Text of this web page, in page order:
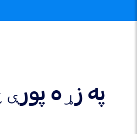
په زړه پورې